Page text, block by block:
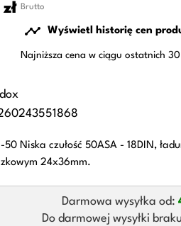
Brutto
 Wyświetl historię cen
Najniższa cena w ciągu ostatnich
50 Niska czułość 50ASA - 18DIN,
24x36mm.
Darmowa wysyłka od:
Do darmowej wysyłki